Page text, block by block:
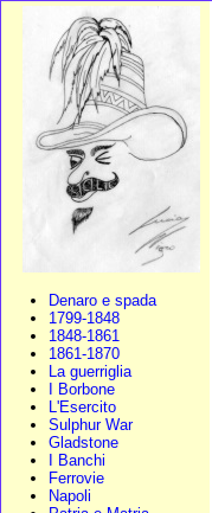
Denaro e spada
1799-1848
1848-1861
1861-1870
La guerriglia
I Borbone
L'Esercito
Sulphur War
Gladstone
I Banchi
Ferrovie
Napoli